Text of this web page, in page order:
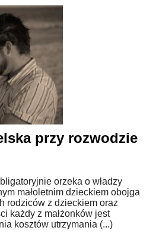
przy rozwodzie
orzeka o władzy
małoletnim dzieckiem obojga
rodziców z dzieckiem oraz
każdy z małżonków jest
kosztów utrzymania (...)